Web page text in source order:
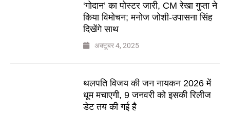
‘गोदान’ का पोस्टर जारी, CM रेखा गुप्ता ने
किया विमोचन; मनोज जोशी-उपासना सिंह
दिखेंगे साथ
अक्टूबर 4, 2025
थलपति विजय की जन नायकन 2026 में
धूम मचाएगी, 9 जनवरी को इसकी रिलीज
डेट तय की गई है